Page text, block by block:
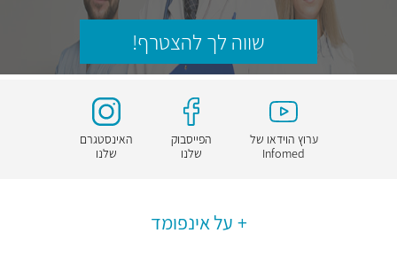
שווה לך להצטרף!
ערוץ הוידאו של
Infomed
הפייסבוק
שלנו
האינסטגרם
שלנו
על אינפומד